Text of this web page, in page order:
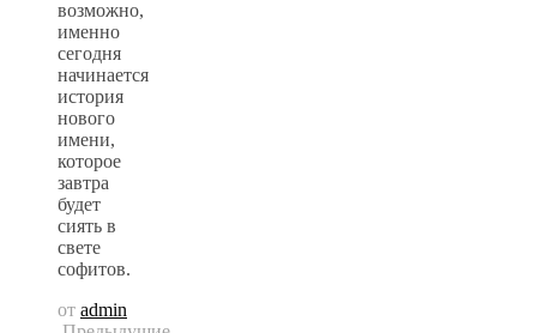
возможно,
именно
сегодня
начинается
история
нового
имени,
которое
завтра
будет
сиять в
свете
софитов.
от admin